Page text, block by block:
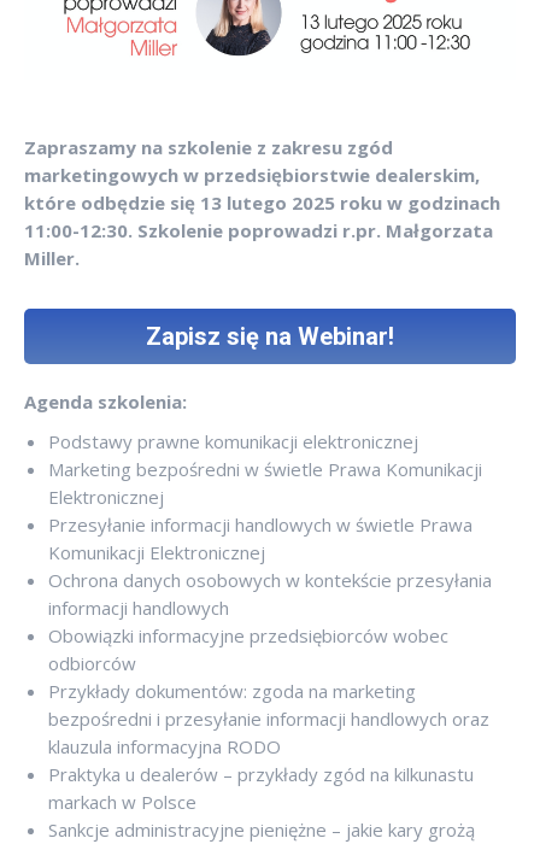
Zapraszamy na szkolenie z zakresu zgód
marketingowych w przedsiębiorstwie dealerskim,
które odbędzie się 13 lutego 2025 roku w godzinach
11:00-12:30. Szkolenie poprowadzi r.pr. Małgorzata
Miller.
Zapisz się na Webinar!
Agenda szkolenia:
Podstawy prawne komunikacji elektronicznej
Marketing bezpośredni w świetle Prawa Komunikacji
Elektronicznej
Przesyłanie informacji handlowych w świetle Prawa
Komunikacji Elektronicznej
Ochrona danych osobowych w kontekście przesyłania
informacji handlowych
Obowiązki informacyjne przedsiębiorców wobec
odbiorców
Przykłady dokumentów: zgoda na marketing
bezpośredni i przesyłanie informacji handlowych oraz
klauzula informacyjna RODO
Praktyka u dealerów – przykłady zgód na kilkunastu
markach w Polsce
Sankcje administracyjne pieniężne – jakie kary grożą